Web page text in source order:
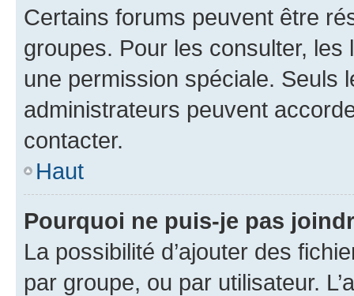
Certains forums peuvent être
groupes. Pour les consulter,
une permission spéciale. Seuls
administrateurs peuvent
contacter.
Haut
Pourquoi ne puis-je pas
La possibilité d’ajouter des
par groupe, ou par utilisateur.